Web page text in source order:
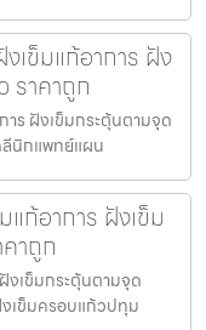
เข็มแก้อาการ ฝัง
ราคาถูก
ร ฝังเข็มกระตุ้นตามจุด
ลีนิกแพทย์แผน
ก้อาการ ฝังเข็ม
าถูก
งเข็มกระตุ้นตามจุด
งเข็มครอบแก้วปทุม